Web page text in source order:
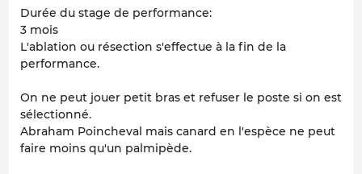
Durée du stage de performance:
3 mois
L'ablation ou résection s'effectue à la fin de la
performance.
On ne peut jouer petit bras et refuser le poste si on est
sélectionné.
Abraham Poincheval mais canard en l'espèce ne peut
faire moins qu'un palmipède.